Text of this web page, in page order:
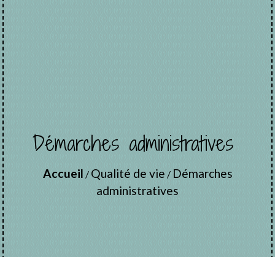
Démarches administratives
Accueil / Qualité de vie / Démarches
administratives